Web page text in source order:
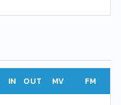
IN OUT MV FM